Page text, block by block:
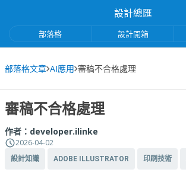
設計總匯
部落格 設計開箱
部落格文章 AI應用 審稿不合格處理
審稿不合格處理
作者： developer.ilinke
2026-04-02
設計知識 ADOBE ILLUSTRATOR 印刷技術